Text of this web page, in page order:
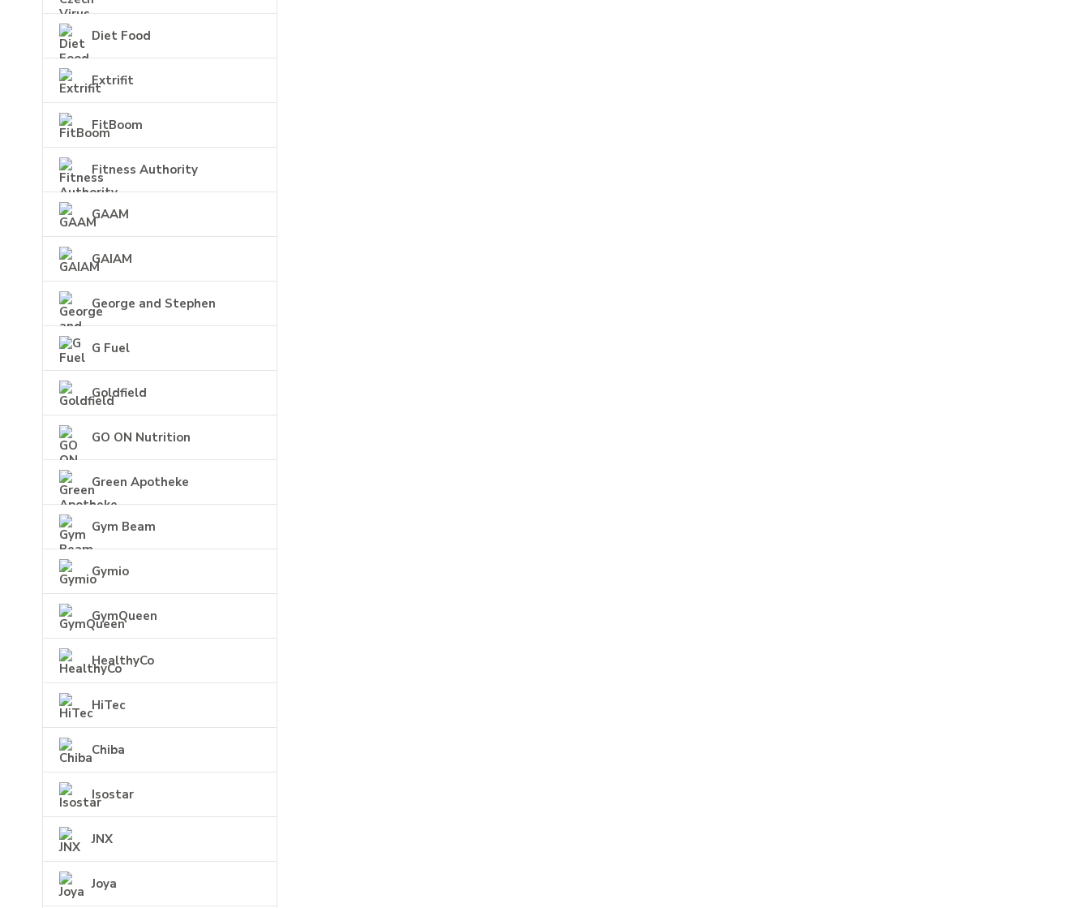
Diet Food
Extrifit
FitBoom
Fitness Authority
GAAM
GAIAM
George and Stephen
G Fuel
Goldfield
GO ON Nutrition
Green Apotheke
Gym Beam
Gymio
GymQueen
HealthyCo
HiTec
Chiba
Isostar
JNX
Joya